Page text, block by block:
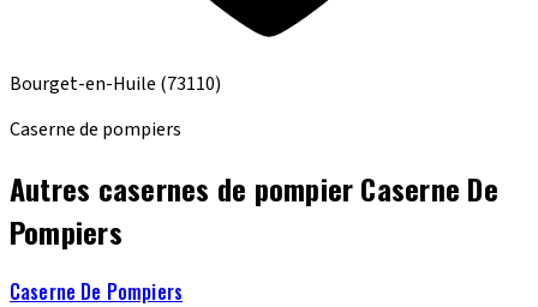
Bourget-en-Huile (73110)
Caserne de pompiers
Autres casernes de pompier Caserne De
Pompiers
Caserne De Pompiers